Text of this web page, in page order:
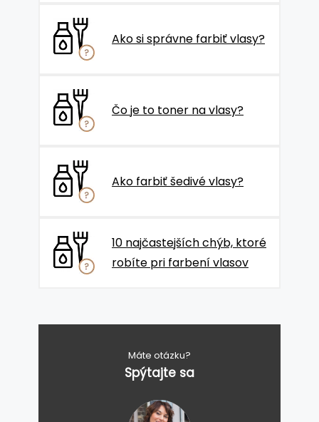
Ako si správne farbiť vlasy?
Čo je to toner na vlasy?
Ako farbiť šedivé vlasy?
10 najčastejších chýb, ktoré
robíte pri farbení vlasov
Máte otázku?
Spýtajte sa